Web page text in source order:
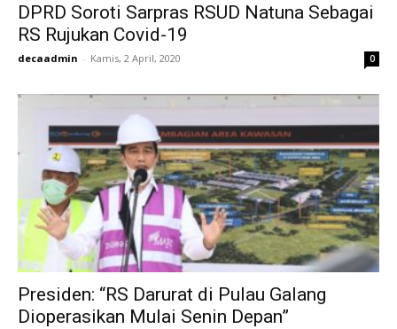
DPRD Soroti Sarpras RSUD Natuna Sebagai
RS Rujukan Covid-19
decaadmin - Kamis, 2 April, 2020 0
Presiden: “RS Darurat di Pulau Galang
Dioperasikan Mulai Senin Depan”